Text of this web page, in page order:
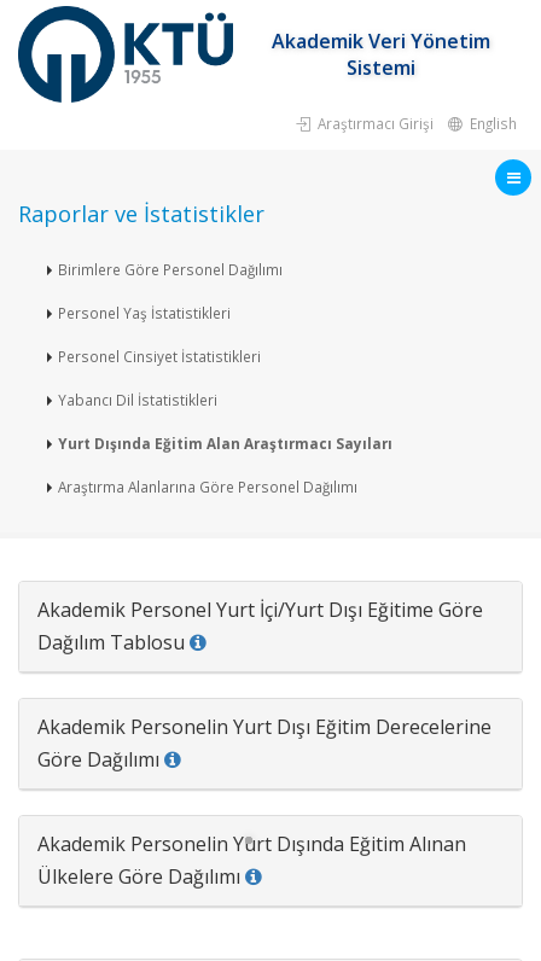
Akademik Veri Yönetim
Sistemi
Araştırmacı Girişi English
Raporlar ve İstatistikler
Birimlere Göre Personel Dağılımı
Personel Yaş İstatistikleri
Personel Cinsiyet İstatistikleri
Yabancı Dil İstatistikleri
Yurt Dışında Eğitim Alan Araştırmacı Sayıları
Araştırma Alanlarına Göre Personel Dağılımı
Akademik Personel Yurt İçi/Yurt Dışı Eğitime Göre
Dağılım Tablosu
Akademik Personelin Yurt Dışı Eğitim Derecelerine
Göre Dağılımı
Akademik Personelin Yurt Dışında Eğitim Alınan
Ülkelere Göre Dağılımı